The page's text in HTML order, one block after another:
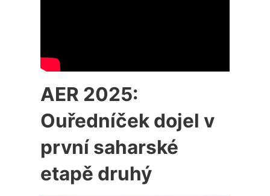
AER 2025:
Ouředníček dojel v
první saharské
etapě druhý